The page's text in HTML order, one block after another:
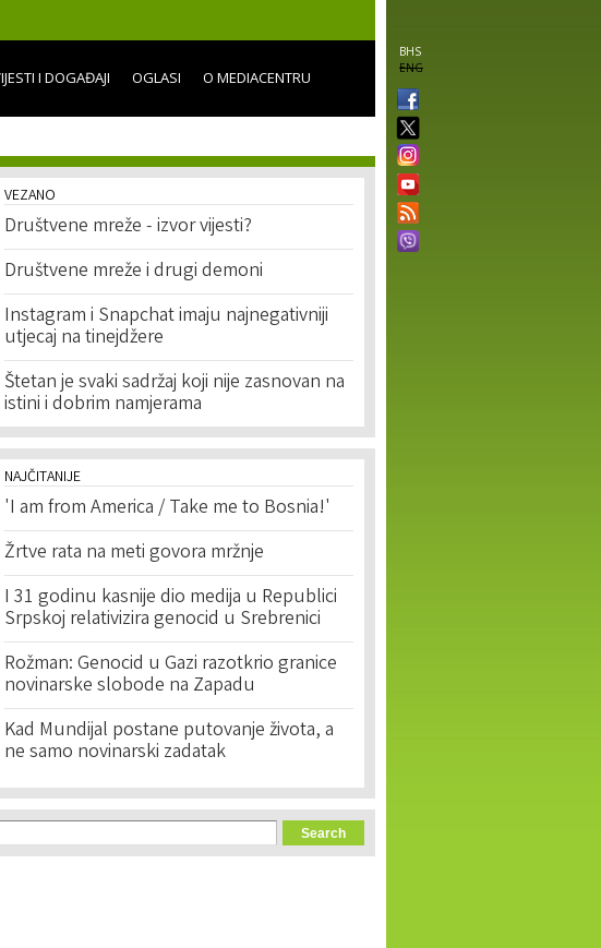
BHS
ENG
I DOGAĐAJI OGLASI O MEDIACENTRU
VEZANO
Društvene mreže - izvor vijesti?
Društvene mreže i drugi demoni
Instagram i Snapchat imaju najnegativniji
utjecaj na tinejdžere
Štetan je svaki sadržaj koji nije zasnovan na
istini i dobrim namjerama
NAJČITANIJE
'I am from America / Take me to Bosnia!'
Žrtve rata na meti govora mržnje
I 31 godinu kasnije dio medija u Republici
Srpskoj relativizira genocid u Srebrenici
Rožman: Genocid u Gazi razotkrio granice
novinarske slobode na Zapadu
Kad Mundijal postane putovanje života, a
ne samo novinarski zadatak
form